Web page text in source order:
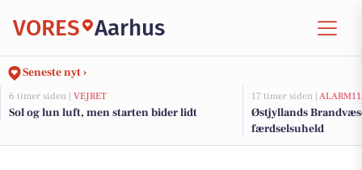
VORES Aarhus
Seneste nyt ›
6 timer siden | VEJRET
Sol og lun luft, men starten bider lidt
17 timer siden |
Østjyllands
færdselsuheld